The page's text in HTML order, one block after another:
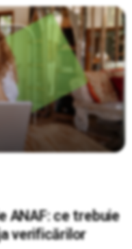
ANAF: ce trebuie
verificărilor